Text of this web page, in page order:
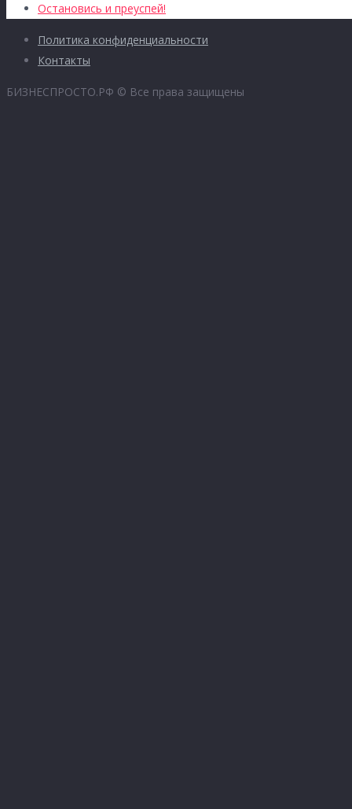
Остановись и преуспей!
Политика конфиденциальности
Контакты
БИЗНЕСПРОСТО.РФ © Все права защищены